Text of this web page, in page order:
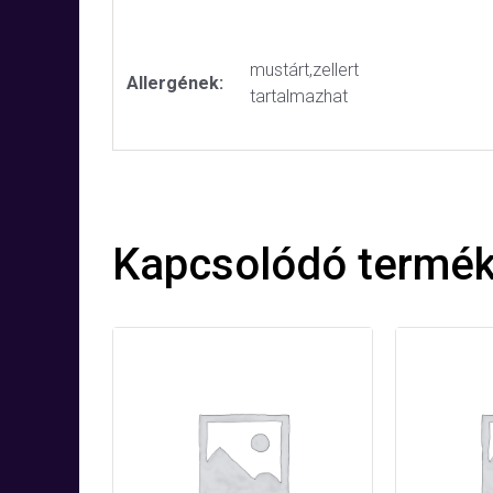
Allergének:
mustárt,zellert
tartalmazhat
Kapcsolódó